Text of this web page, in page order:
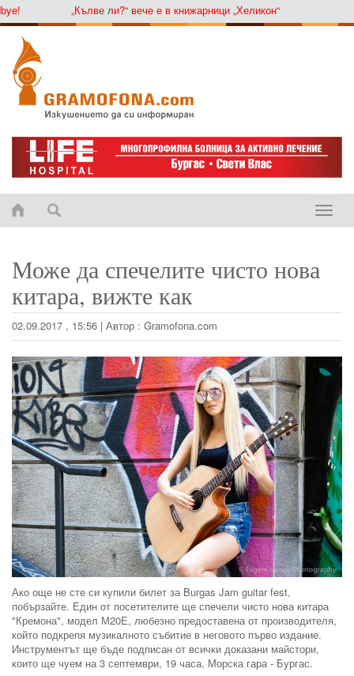
„Кълве ли?“ вече е в книжарници „Хеликон“
Toggle
Може да спечелите чисто нова
китара, вижте как
02.09.2017 , 15:56 | Автор : Gramofona.com
Ако още не сте си купили билет за Burgas Jam guitar fest,
побързайте. Един от посетителите ще спечели чисто нова китара
"Кремона", модел М20Е, любезно предоставена от производителя,
който подкрепя музикалното събитие в неговото първо издание.
Инструментът ще бъде подписан от всички доказани майстори,
които ще чуем на 3 септември, 19 часа, Морска гара - Бургас.